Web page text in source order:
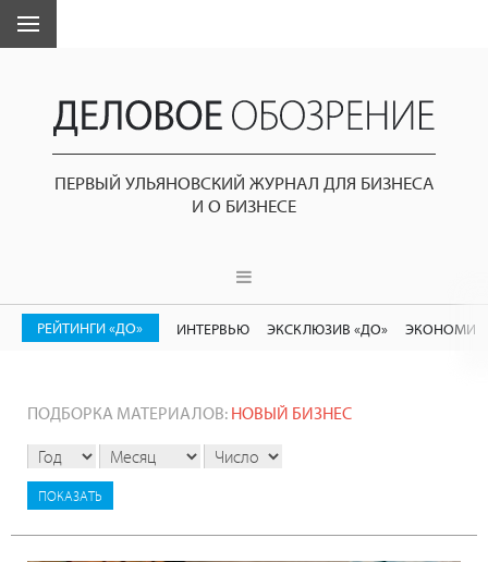
ПЕРВЫЙ УЛЬЯНОВСКИЙ ЖУРНАЛ ДЛЯ БИЗНЕСА
И О БИЗНЕСЕ
РЕЙТИНГИ «ДО» ИНТЕРВЬЮ ЭКСКЛЮЗИВ «ДО»
ПОДБОРКА МАТЕРИАЛОВ: НОВЫЙ БИЗНЕС